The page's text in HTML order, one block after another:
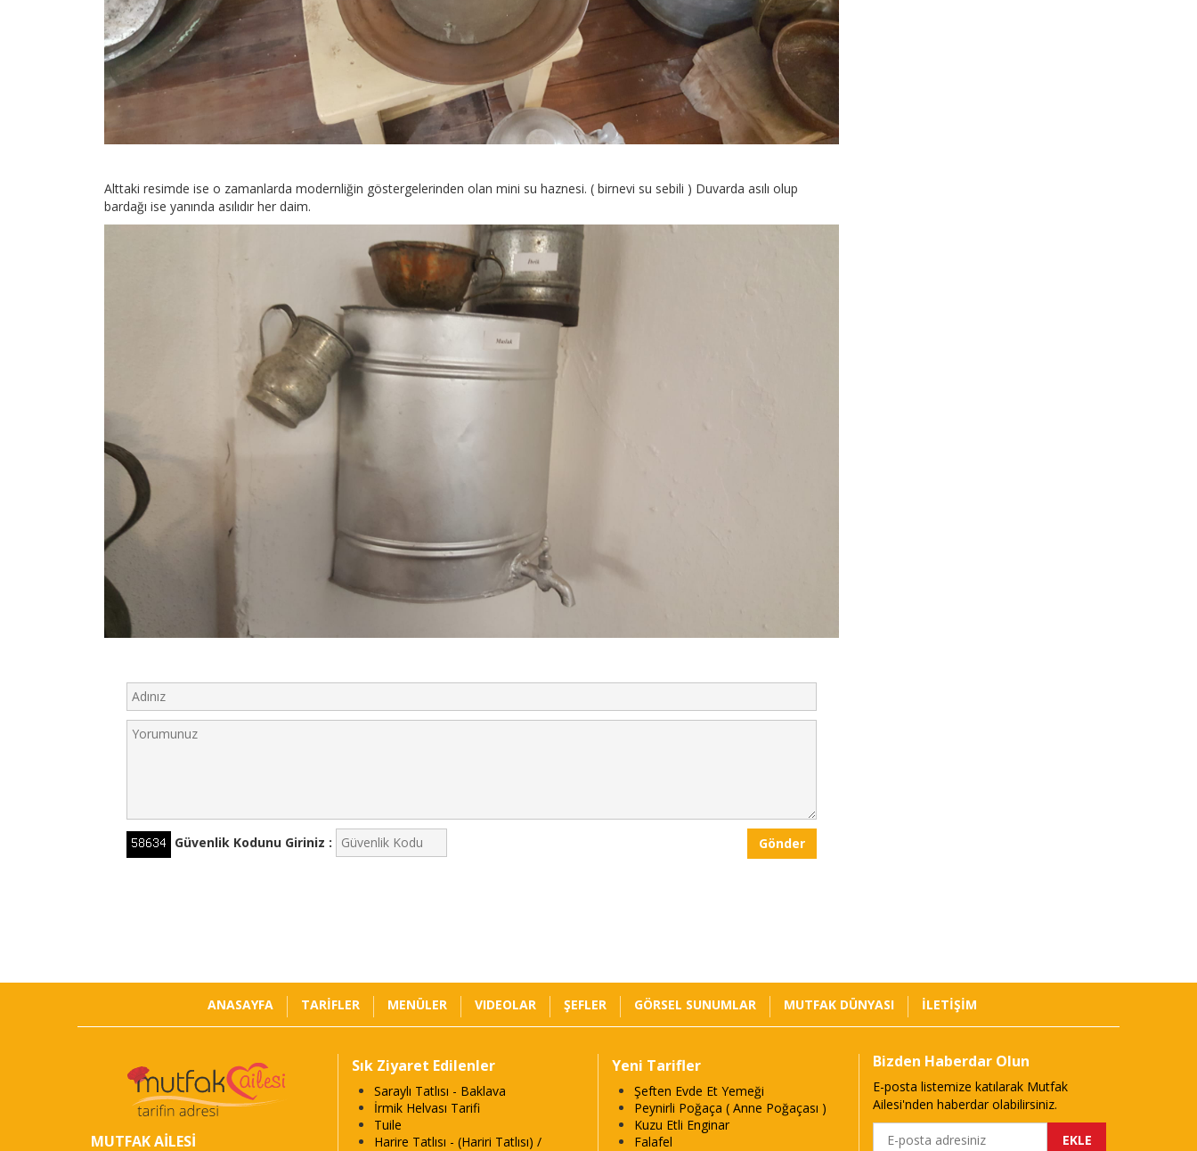
Alttaki resimde ise o zamanlarda modernliğin göstergelerinden olan mini su haznesi. ( birnevi su sebili ) Duvarda asılı olup
bardağı ise yanında asılıdır her daim.
Güvenlik Kodunu Giriniz : Gönder
ANASAYFA TARİFLER MENÜLER VIDEOLAR ŞEFLER GÖRSEL SUNUMLAR MUTFAK DÜNYASI İLETİŞİM
MUTFAK AİLESİ
Sık Ziyaret Edilenler
Saraylı Tatlısı - Baklava
İrmik Helvası Tarifi
Tuile
Harire Tatlısı - (Hariri Tatlısı) /
Yeni Tarifler
Şeften Evde Et Yemeği
Peynirli Poğaça ( Anne Poğaçası )
Kuzu Etli Enginar
Falafel
Bizden Haberdar Olun
E-posta listemize katılarak Mutfak
Ailesi'nden haberdar olabilirsiniz.
EKLE